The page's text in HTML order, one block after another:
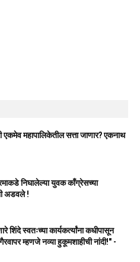
एकमेव महापालिकेतील सत्ता जाणार? एकनाथ
निघालेल्या युवक काँग्रेसच्या
अडवले !
शिंदे स्वतःच्या कार्यकर्त्यांना कधीपासून
म्हणजे नव्या हुकूमशाहीची नांदी!" -